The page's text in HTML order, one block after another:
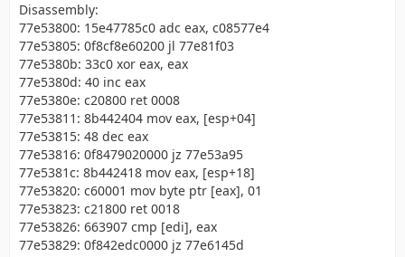
Disassembly:
77e53800: 15e47785c0 adc eax, c08577e4
77e53805: 0f8cf8e60200 jl 77e81f03
77e5380b: 33c0 xor eax, eax
77e5380d: 40 inc eax
77e5380e: c20800 ret 0008
77e53811: 8b442404 mov eax, [esp+04]
77e53815: 48 dec eax
77e53816: 0f8479020000 jz 77e53a95
77e5381c: 8b442418 mov eax, [esp+18]
77e53820: c60001 mov byte ptr [eax], 01
77e53823: c21800 ret 0018
77e53826: 663907 cmp [edi], eax
77e53829: 0f842edc0000 jz 77e6145d